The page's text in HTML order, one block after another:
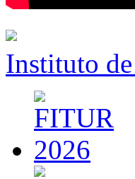
Instituto